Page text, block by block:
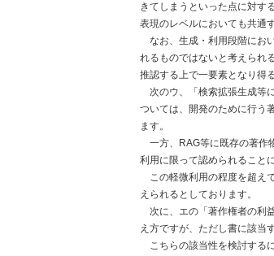
きてしまうといった点に対す
表現のレベルにおいても共通
なお、生成・利用段階にお
れるものではないと考えられ
推認する上で一要素となり得
次のウ、「検索拡張生成等
ついては、開発のために行う
ます。
一方、RAG等に既存の著作
利用に限って認められること
この軽微利用の程度を超え
えられるとしております。
次に、エの「著作権者の利
え方ですが、ただし書に該当
こちらの該当性を検討する